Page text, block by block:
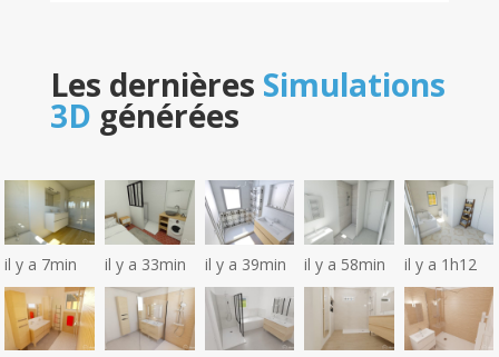
Les dernières Simulations
3D générées
il y a 7min il y a 33min il y a 39min il y a 58min il y a 1h12